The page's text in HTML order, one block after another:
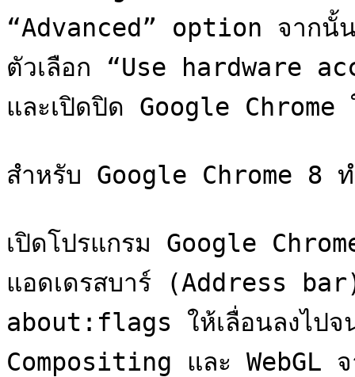
“Advanced” option จากนั้น
ตัวเลือก “Use hardware
และเปิดปิด Google Chrome
สำหรับ Google Chrome 8
เปิดโปรแกรม Google
แอดเดรสบาร์ (Address
about:flags ให้เลื่อนลงไปจ
Compositing และ WebGL